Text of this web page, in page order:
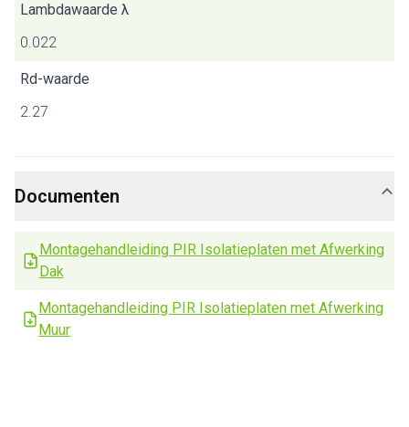
Lambdawaarde λ
0.022
Rd-waarde
2.27
Documenten
Montagehandleiding PIR Isolatieplaten met Afwerking
Dak
Montagehandleiding PIR Isolatieplaten met Afwerking
Muur